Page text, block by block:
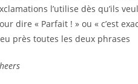
l’utilise dès qu’ils
dire « Parfait ! » ou « c’est
près toutes les deux phrases